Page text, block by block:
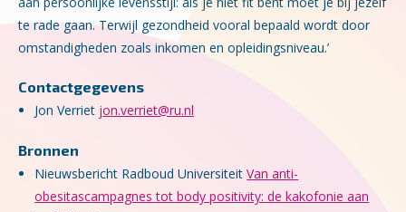
te rade gaan. Terwijl gezondheid vooral bepaald wordt door
omstandigheden zoals inkomen en opleidingsniveau.’
Contactgegevens
Jon Verriet jon.verriet@ru.nl
Bronnen
Nieuwsbericht Radboud UniversiteitVan anti-
obesitascampagnes tot body positivity: de kakofonie aan